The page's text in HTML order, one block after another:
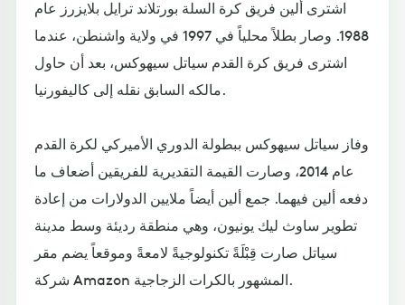
اشترى ألين فريق كرة السلة بورتلاند ترايل بلايزرز عام
1988. وصار بطلاً محلياً في 1997 في ولاية واشنطن، عندما
اشترى فريق كرة القدم سياتل سيهوكس، بعد أن حاول
مالكه السابق نقله إلى كاليفورنيا.
وفاز سياتل سيهوكس ببطولة الدوري الأميركي لكرة القدم
عام 2014، وصارت القيمة التقديرية للفريقين أضعاف ما
دفعه ألين فيهما. جمع ألين أيضاً ملايين الدولارات من إعادة
تطوير ساوث ليك يونيون، وهي منطقة رديئة وسط مدينة
سياتل صارت قِبْلَةً تكنولوجيةً لامعةً وموقعاً يضم مقر
شركة Amazon المشهور بالكرات الزجاجية.